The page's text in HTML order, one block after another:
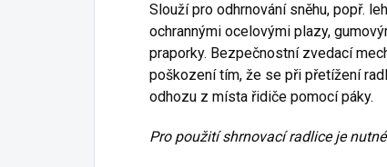
Slouží pro odhrnování sněhu, popř.
ochrannými ocelovými plazy,
praporky. Bezpečnostní zvedací
poškození tím, že se při přetížení
odhozu z místa řidiče pomocí páky.
Pro použití shrnovací radlice je